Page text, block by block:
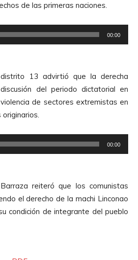
de las primeras naciones.
00:00
distrito 13 advirtió que la derecha
del periodo dictatorial en
de sectores extremistas en
00:00
reiteró que los comunistas
el derecho de la machi Linconao
condición de integrante del pueblo